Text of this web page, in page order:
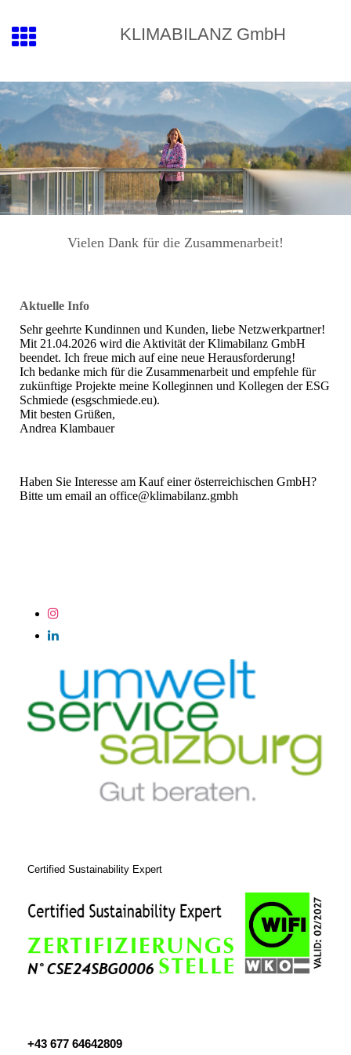
KLIMABILANZ GmbH
Vielen Dank für die Zusammenarbeit!
Aktuelle Info
Sehr geehrte Kundinnen und Kunden, liebe Netzwerkpartner!
Mit 21.04.2026 wird die Aktivität der Klimabilanz GmbH
beendet. Ich freue mich auf eine neue Herausforderung!
Ich bedanke mich für die Zusammenarbeit und empfehle für
zukünftige Projekte meine Kolleginnen und Kollegen der ESG
Schmiede (esgschmiede.eu).
Mit besten Grüßen,
Andrea Klambauer
Haben Sie Interesse am Kauf einer österreichischen GmbH?
Bitte um email an office@klimabilanz.gmbh
Certified Sustainability Expert
+43 677 64642809